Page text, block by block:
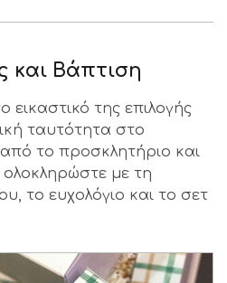
και Βάπτιση
της επιλογής
ταυτότητα στο
το προσκλητήριο και
με τη
το ευχολόγιο και το σετ